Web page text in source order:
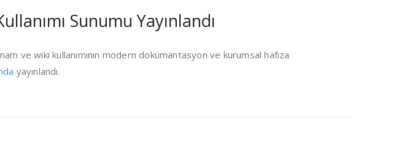
Sunumu Yayınlandı
ve wiki kullanımının modern dokümantasyon ve kurumsal hafıza
yayınlandı.